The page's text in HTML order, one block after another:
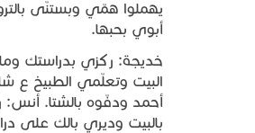
يهملوا همّي وبستنّى
أبوي بحبها.
خديجة: ركزي بدراستك
البيت وتعلّمي الطبيخ ع
أحمد ودفّوه بالشتا.
بالبيت وديري بالك على